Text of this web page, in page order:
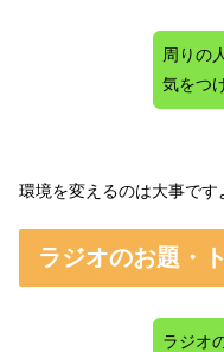
周りの
気をつ
環境を変えるのは大事です
ラジオのお題・
ラジオ